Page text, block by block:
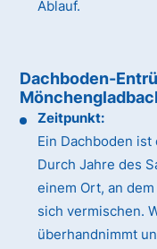
Ablauf.
Dachboden-
Zeitpunkt:
Ein Dachboden
Durch Jahre des
einem Ort, an
sich vermischen.
überhandnimmt